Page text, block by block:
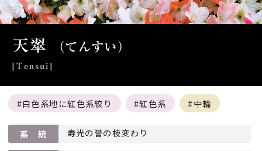
天翠 （てんすい）
[Tensui]
白色系地に紅色系絞り 紅色系 中輪
系 統 寿光の誉の枝変わり